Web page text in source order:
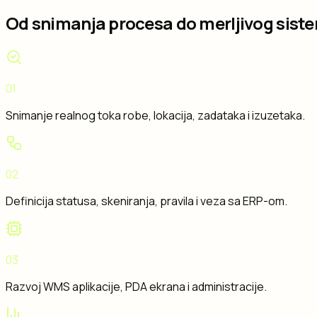
Od snimanja procesa do merljivog
01
Snimanje realnog toka robe, lokacija, zadataka i izuzetaka.
02
Definicija statusa, skeniranja, pravila i veza sa ERP-om.
03
Razvoj WMS aplikacije, PDA ekrana i administracije.